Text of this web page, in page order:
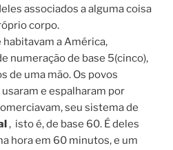
associados a alguma coisa
corpo.
a América,
numeração de base 5(cinco),
de uma mão. Os povos
e espalharam por
seu sistema de
, isto é, de base 60. É deles
hora em 60 minutos, e um